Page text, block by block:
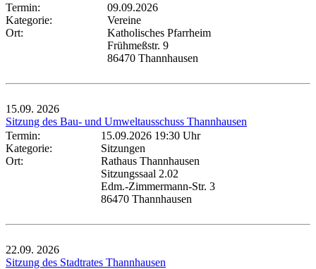
Termin:
09.09.2026
Kategorie:
Vereine
Ort:
Katholisches Pfarrheim
Frühmeßstr. 9
86470 Thannhausen
15.09. 2026
Sitzung des Bau- und Umweltausschuss Thannhausen
Termin:
15.09.2026 19:30 Uhr
Kategorie:
Sitzungen
Ort:
Rathaus Thannhausen
Sitzungssaal 2.02
Edm.-Zimmermann-Str. 3
86470 Thannhausen
22.09. 2026
Sitzung des Stadtrates Thannhausen